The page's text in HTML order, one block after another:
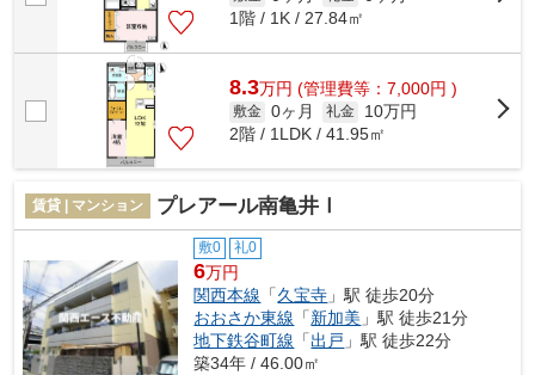
1階 / 1K / 27.84㎡
8.3万円 (管理費等：7,000円 )
敷金 0ヶ月 礼金
10万円
2階 / 1LDK / 41.95㎡
賃貸 | マンション プレアール南亀井Ⅰ
敷0 礼0
6万円
関西本線 「久宝寺 」駅 徒歩20分
おおさか東線 「新加美 」駅 徒歩21分
地下鉄谷町線 「出戸 」駅 徒歩22分
築34年 / 46.00㎡